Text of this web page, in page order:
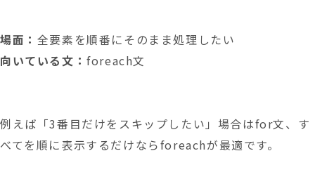
場面： 全要素を順番にそのまま処理したい
向いている文：foreach文
例えば「3番目だけをスキップしたい」場合はfor文、す
べてを順に表示するだけならforeachが最適です。